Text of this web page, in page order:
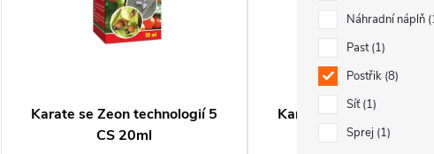
Náhradní náplň
Past 1
Postřik 8
Síť 1
Sprej 1
Karate se Zeon technologií 5
CS 20ml
Karate se Zeon
CS 6ml